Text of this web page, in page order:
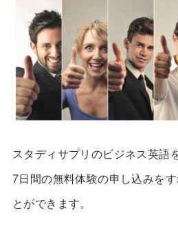
スタディサプリのビジネス英語
7日間の無料体験の申し込みを
とができます。